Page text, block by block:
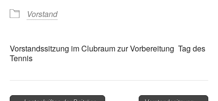
Vorstand
Vorstandssitzung im Clubraum zur Vorbereitung Tag des
Tennis